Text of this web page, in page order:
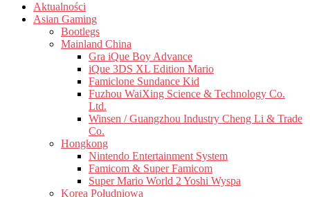
Aktualności
Asian Gaming
Bootlegs
Mainland China
Gra iQue Boy Advance
iQue 3DS XL Edition Mario
Famiclone Sundance Kid
Fuzhou WaiXing Science & Technology Co.
Ltd.
Winsen / Guangzhou Industry Cheng Li & Trade
Co.
Hongkong
Nintendo Entertainment System
Famicom & Super Famicom
Super Mario World 2 Yoshi Wyspa
Korea Południowa